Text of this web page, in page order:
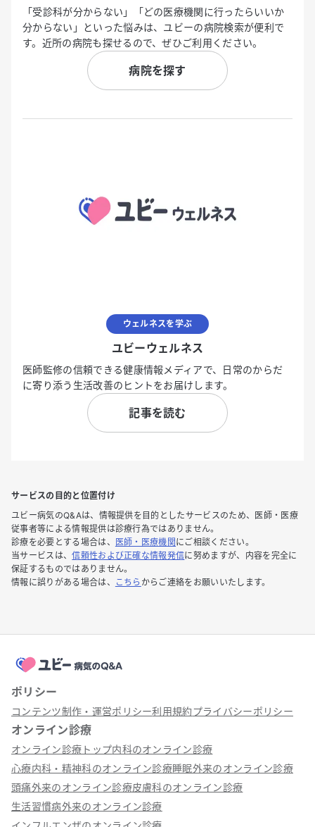
「受診科が分からない」「どの医療機関に行ったらいいか
分からない」といった悩みは、ユビーの病院検索が便利で
す。近所の病院も探せるので、ぜひご利用ください。
病院を探す
ウェルネスを学ぶ
ユビーウェルネス
医師監修の信頼できる健康情報メディアで、日常のからだ
に寄り添う生活改善のヒントをお届けします。
記事を読む
サービスの目的と位置付け
ユビー病気のQ&Aは、情報提供を目的としたサービスのため、医師・医療
従事者等による情報提供は診療行為ではありません。
診療を必要とする場合は、
医師・医療機関 にご相談ください。
当サービスは、信頼性および正確な情報発信に努めますが、内容を完全に
保証するものではありません。
情報に誤りがある場合は、
こちら からご連絡をお願いいたします。
ポリシー
コンテンツ制作・運営ポリシー利用規約プライバシーポリシー
オンライン診療
オンライン診療トップ内科のオンライン診療
心療内科・精神科のオンライン診療睡眠外来のオンライン診療
頭痛外来のオンライン診療皮膚科のオンライン診療
生活習慣病外来のオンライン診療